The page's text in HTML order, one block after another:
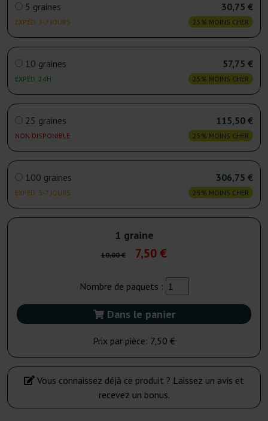
5 graines
EXPÉD. 3-7 JOURS
30,75 €
25% MOINS CHER
10 graines
EXPÉD. 24H
57,75 €
25% MOINS CHER
25 graines
NON DISPONIBLE
115,50 €
25% MOINS CHER
100 graines
EXPÉD. 3-7 JOURS
306,75 €
25% MOINS CHER
1 graine
10,00 € 7,50 €
Nombre de paquets :
Dans le panier
Prix par pièce: 7,50 €
Vous connaissez déjà ce produit ? Laissez un avis et
recevez un bonus.